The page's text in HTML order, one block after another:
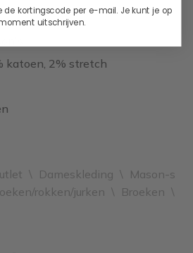
katoen, 2% stretch
\ Dameskleding \ Mason-s
rokken/jurken \ Broeken \
de kortingscode per e-mail. Je kunt je op
uitschrijven.